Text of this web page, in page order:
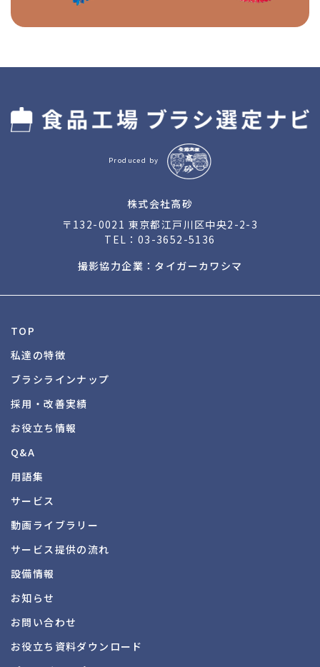
Produced by
株式会社高砂
〒132-0021 東京都江戸川区中央2-2-3
TEL： 03-3652-5136
撮影協力企業：タイガーカワシマ
TOP
私達の特徴
ブラシラインナップ
採用・改善実績
お役立ち情報
Q&A
用語集
サービス
動画ライブラリー
サービス提供の流れ
設備情報
お知らせ
お問い合わせ
お役立ち資料ダウンロード